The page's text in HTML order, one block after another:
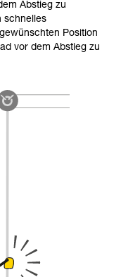
Abstieg zu
schnelles
Position
vor dem Abstieg zu